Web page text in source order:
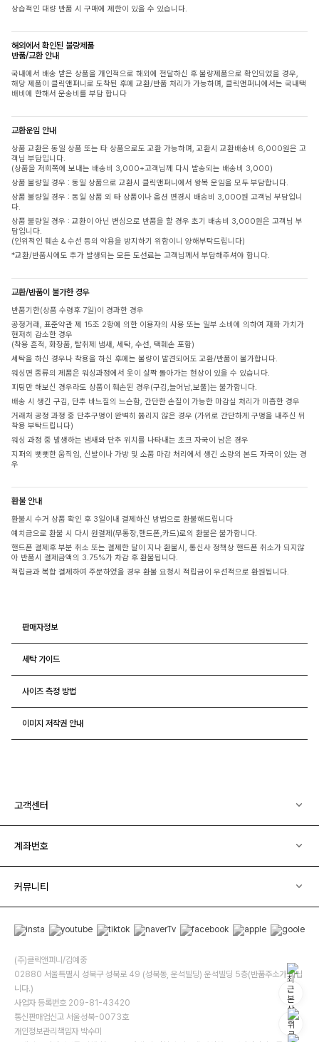
상습적인 대량 반품 시 구매에 제한이 있을 수 있습니다.
해외에서 확인된 불량제품
반품/교환 안내
국내에서 배송 받은 상품을 개인적으로 해외에 전달하신 후 불량제품으로 확인되었을 경우,
해당 제품이 클릭앤퍼니로 도착된 후에 교환/반품 처리가 가능하며, 클릭앤퍼니에서는 국내택
배비에 한해서 운송비를 부담 합니다
교환운임 안내
상품 교환은 동일 상품 또는 타 상품으로도 교환 가능하며, 교환시 교환배송비 6,000원은 고
객님 부담입니다.
(상품을 저희쪽에 보내는 배송비 3,000+고객님께 다시 발송되는 배송비 3,000)
상품 불량일 경우 : 동일 상품으로 교환시 클릭앤퍼니에서 왕복 운임을 모두 부담합니다.
상품 불량일 경우 : 동일 상품 외 타 상품이나 옵션 변경시 배송비 3,000원 고객님 부담입니
다.
상품 불량일 경우 : 교환이 아닌 변심으로 반품을 할 경우 초기 배송비 3,000원은 고객님 부
담입니다.
(인위적인 훼손 & 수선 등의 악용을 방지하기 위함이니 양해부탁드립니다)
*교환/반품시에도 추가 발생되는 모든 도선료는 고객님께서 부담해주셔야 합니다.
교환/반품이 불가한 경우
반품기한(상품 수령후 7일)이 경과한 경우
공정거래, 표준약관 제 15조 2항에 의한 이용자의 사용 또는 일부 소비에 의하여 재화 가치가
현저히 감소한 경우
(착용 흔적, 화장품, 탈취제 냄새, 세탁, 수선, 택훼손 포함)
세탁을 하신 경우나 착용을 하신 후에는 불량이 발견되어도 교환/반품이 불가합니다.
워싱면 종류의 제품은 워싱과정에서 옷이 살짝 돌아가는 현상이 있을 수 있습니다.
피팅만 해보신 경우라도 상품이 훼손된 경우(구김,늘어남,보풀)는 불가합니다.
배송 시 생긴 구김, 단추 바느질의 느슨함, 간단한 손질이 가능한 마감실 처리가 미흡한 경우
거래처 공정 과정 중 단추구멍이 완벽히 뚫리지 않은 경우 (가위로 간단하게 구멍을 내주신 뒤
착용 부탁드립니다)
워싱 과정 중 발생하는 냄새와 단추 위치를 나타내는 초크 자국이 남은 경우
지퍼의 뻣뻣한 움직임, 신발이나 가방 및 소품 마감 처리에서 생긴 소량의 본드 자국이 있는 경
우
환불 안내
환불시 수거 상품 확인 후 3일이내 결제하신 방법으로 환불해드립니다
예치금으로 환불 시 다시 원결제(무통장,핸드폰,카드)로의 환불은 불가합니다.
핸드폰 결제후 부분 취소 또는 결제한 달이 지나 환불시, 통신사 정책상 핸드폰 취소가 되지않
아 반품시 결제금액의 3.75%가 차감 후 환불됩니다.
적립금과 복합 결제하여 주문하였을 경우 환불 요청시 적립금이 우선적으로 환원됩니다.
판매자정보
세탁 가이드
사이즈 측정 방법
이미지 저작권 안내
고객센터
계좌번호
커뮤니티
(주)클릭앤퍼니/김예중
02880 서울특별시 성북구 성북로 49 (성북동, 운석빌딩) 운석빌딩 5층(반품주소가 아닙
니다.)
사업자 등록번호 209-81-43420
통신판매업신고 서울성북-0073호
개인정보관리책임자 박수미